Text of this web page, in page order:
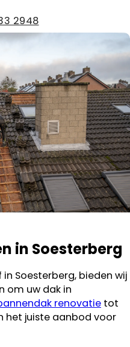
2948
in Soesterberg
Soesterberg, bieden wij
om uw dak in
renovatie tot
het juiste aanbod voor